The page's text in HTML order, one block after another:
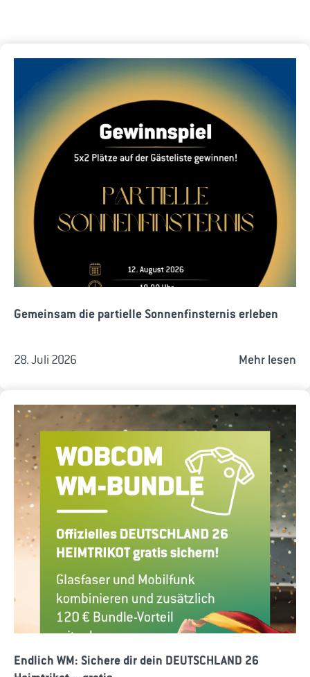
Gemeinsam die partielle Sonnenfinsternis erleben
28. Juli 2026 Mehr lesen
Endlich WM: Sichere dir dein DEUTSCHLAND 26